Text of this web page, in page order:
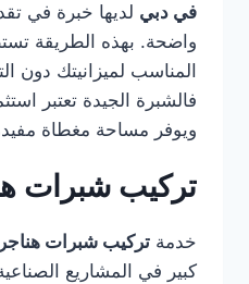
في دبي لديها خبرة في
واضحة. بهذه الطريقة
المناسب لميزانيتك دون
فالشبرة الجيدة تعتبر
ويوفر مساحة مغطاة
تركيب شبرات
خدمة تركيب شبرات
كبير في المشاريع الصناعية